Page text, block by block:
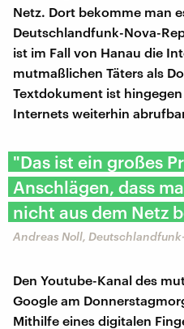
Netz. Dort bekomme man
Deutschlandfunk-Nova-
ist im Fall von Hanau die
mutmaßlichen Täters als
Textdokument ist
Internets weiterhin
"Das ist ein großes
Anschlägen, dass
nicht aus dem Netz
Andreas Noll,
Den Youtube-Kanal des
Google am
Mithilfe eines digitalen